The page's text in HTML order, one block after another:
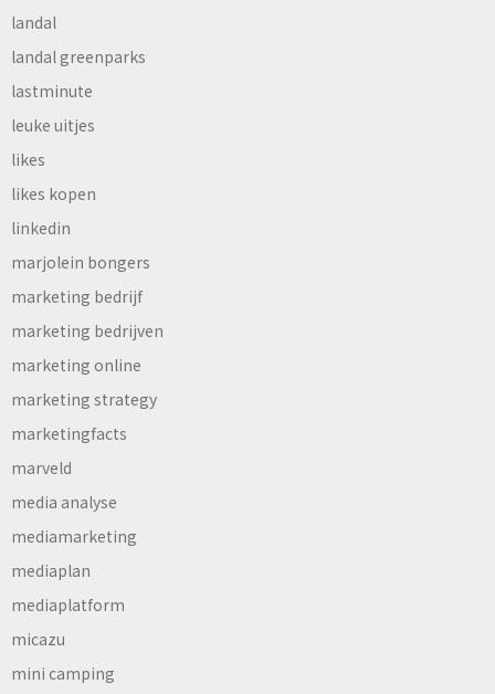
landal
landal greenparks
lastminute
leuke uitjes
likes
likes kopen
linkedin
marjolein bongers
marketing bedrijf
marketing bedrijven
marketing online
marketing strategy
marketingfacts
marveld
media analyse
mediamarketing
mediaplan
mediaplatform
micazu
mini camping